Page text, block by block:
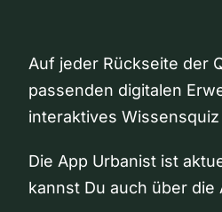
Auf jeder Rückseite der
passenden digitalen
interaktives
Die App Urbanist ist
kannst Du auch über die